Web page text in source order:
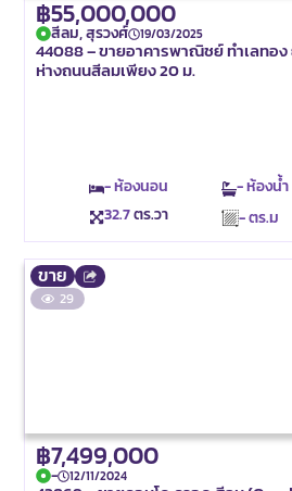
฿55,000,000
สีลม, สุรวงศ์ 19/03/2025
44088 – ขายอาคารพาณิชย์ ทำเลทอ
ห่างถนนสีลมเพียง 20 ม.
- ห้องนอน - ห้องน้ำ
32.7ตร.วา - ตร.ม
ขาย
29
฿7,499,000
- 12/11/2024